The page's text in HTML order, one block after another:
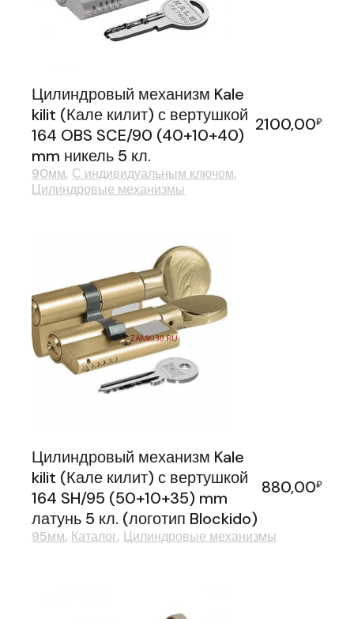
Цилиндровый механизм Kale
kilit (Кале килит) с вертушкой
164 OBS SCE/90 (40+10+40)
mm никель 5 кл.
2100,00₽
90мм С индивидуальным ключом
Цилиндровые механизмы
Цилиндровый механизм Kale
kilit (Кале килит) с вертушкой
164 SH/95 (50+10+35) mm
латунь 5 кл. (логотип Blockido)
880,00₽
95мм Каталог Цилиндровые механизмы